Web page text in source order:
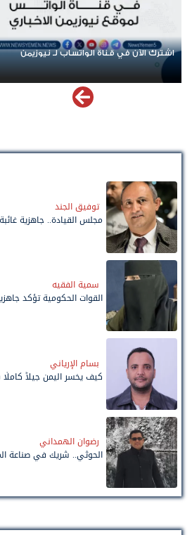
اشترك الآن في قناة الواتساب لـ نيوزيمن
توفيق الجند
مجلس القيادة.. جاهزية
سمية الفقيه
القوات الحكومية تؤكد
بسام الإرياني
كيف يخسر اليمن جيلاً
رضوان الهمداني
الحوثي.. شريك في صناعة